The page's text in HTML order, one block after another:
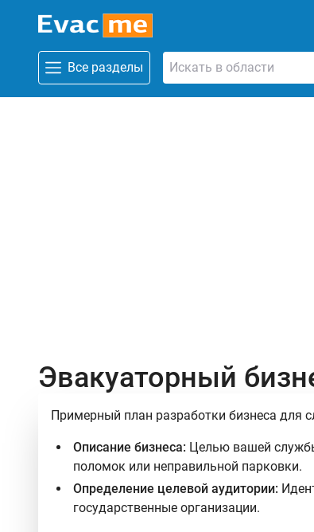
Все разделы
Эвакуаторный
Примерный план разработки бизнеса для
Описание бизнеса: Целью вашей
поломок или неправильной парковки.
Определение целевой аудитории:
государственные организации.